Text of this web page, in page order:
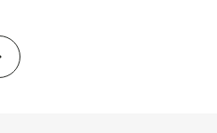
HA(psyk.) - erhvervs­økonomi og